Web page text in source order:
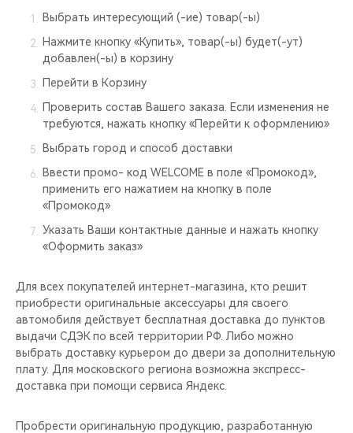
Выбрать интересующий (-ие) товар(-ы)
Нажмите кнопку «Купить», товар(-ы) будет(-ут)
добавлен(-ы) в корзину
Перейти в Корзину
Проверить состав Вашего заказа. Если изменения не
требуются, нажать кнопку «Перейти к оформлению»
Выбрать город и способ доставки
Ввести промо- код WELCOME в поле «Промокод»,
применить его нажатием на кнопку в поле
«Промокод»
Указать Ваши контактные данные и нажать кнопку
«Оформить заказ»
Для всех покупателей интернет-магазина, кто решит
приобрести оригинальные аксессуары для своего
автомобиля действует бесплатная доставка до пунктов
выдачи СДЭК по всей территории РФ. Либо можно
выбрать доставку курьером до двери за дополнительную
плату. Для московского региона возможна экспресс-
доставка при помощи сервиса Яндекс.
Пробрести оригинальную продукцию, разработанную